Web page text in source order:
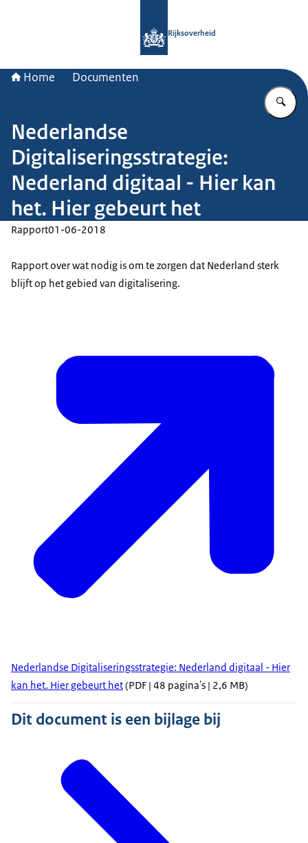
Rijksoverheid
Home Documenten
Nederlandse
Digitaliseringsstrategie:
Nederland digitaal - Hier kan
het. Hier gebeurt het
Rapport01-06-2018
Rapport over wat nodig is om te zorgen dat Nederland sterk
blijft op het gebied van digitalisering.
Nederlandse Digitaliseringsstrategie: Nederland digitaal - Hier
kan het. Hier gebeurt het(PDF | 48 pagina's | 2,6 MB)
Dit document is een bijlage bij